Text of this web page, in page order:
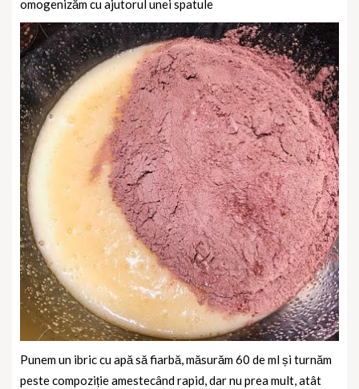
omogenizăm cu ajutorul unei spatule
Punem un ibric cu apă să fiarbă, măsurăm 60 de ml și turnăm
peste compoziție amestecând rapid, dar nu prea mult, atât